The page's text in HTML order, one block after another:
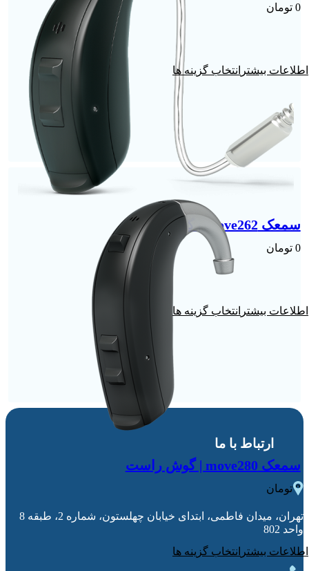
0 تومان
انتخاب گزینه ها
سمعک Move262 | گوش راست
0 تومان
انتخاب گزینه ها
سمعک move280 | گوش راست
0 تومان
انتخاب گزینه ها
ارتباط با ما
تهران، میدان فاطمی، ابتدای خیابان چهلستون، شماره 2، طبقه 8
واحد 802